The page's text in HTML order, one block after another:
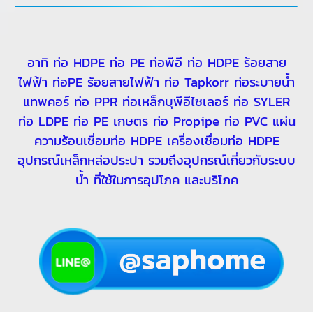
อาทิ ท่อ HDPE ท่อ PE ท่อพีอี ท่อ HDPE ร้อยสาย
ไฟฟ้า ท่อPE ร้อยสายไฟฟ้า ท่อ Tapkorr ท่อระบายน้ำ
แทพคอร์ ท่อ PPR ท่อเหล็กบุพีอีไซเลอร์ ท่อ SYLER
ท่อ LDPE ท่อ PE เกษตร ท่อ Propipe ท่อ PVC แผ่น
ความร้อนเชื่อมท่อ HDPE เครื่องเชื่อมท่อ HDPE
อุปกรณ์เหล็กหล่อประปา รวมถึงอุปกรณ์เกี่ยวกับระบบ
นํ้า ที่ใช้ในการอุปโภค และบริโภค